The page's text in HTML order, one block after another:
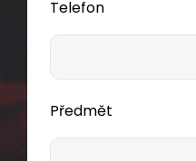
Telefon
Předmět